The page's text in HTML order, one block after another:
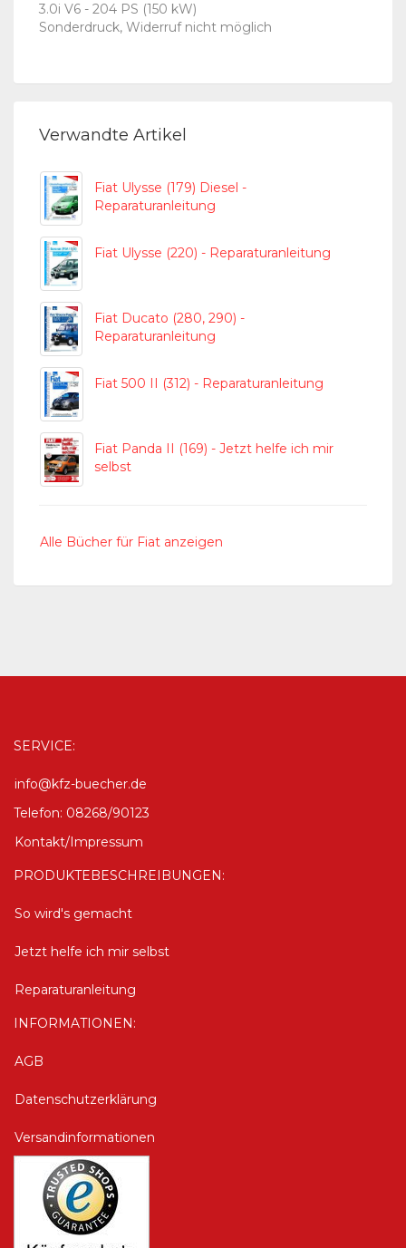
3.0i V6 - 204 PS (150 kW)
Sonderdruck, Widerruf nicht möglich
Verwandte Artikel
Fiat Ulysse (179) Diesel -
Reparaturanleitung
Fiat Ulysse (220) - Reparaturanleitung
Fiat Ducato (280, 290) -
Reparaturanleitung
Fiat 500 II (312) - Reparaturanleitung
Fiat Panda II (169) - Jetzt helfe ich mir
selbst
Alle Bücher für Fiat anzeigen
SERVICE:
info@kfz-buecher.de
Telefon: 08268/90123
Kontakt/Impressum
PRODUKTEBESCHREIBUNGEN:
So wird's gemacht
Jetzt helfe ich mir selbst
Reparaturanleitung
INFORMATIONEN:
AGB
Datenschutzerklärung
Versandinformationen